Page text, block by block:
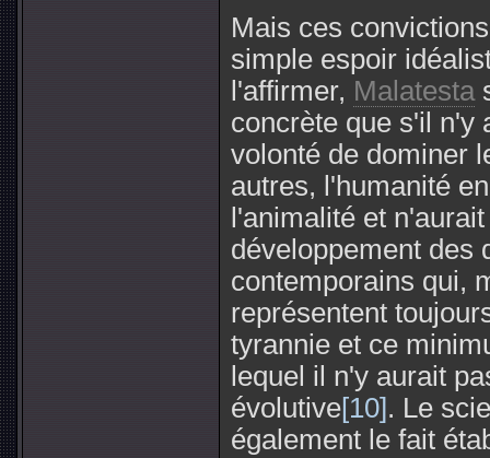
Mais ces
simple espoir
l'affirmer, Malatesta
concrète que s'il n'y
volonté de dominer
autres, l'humanité
l'animalité et
développement des
contemporains qui,
représentent
tyrannie et ce
lequel il n'y aurait
évolutive[10]. Le
également le fait